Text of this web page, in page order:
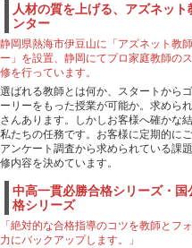
人材の質を上げる、アズネット
ンター
静岡県熱海市伊豆山に「アズネット教
ー」を設置、静岡にてプロ家庭教師の
修を行っています。
選ばれる教師とは何か、スタートから
ーリーをもった授業が可能か。求めら
さんあります。しかしお客様へ確かな
私たちの任務です。お客様に定期的に
アンケート調査から求められている課
修内容を決めています。
中高一貫必勝合格シリーズ・国
格シリーズ
「絶対的な合格指導のコツを教師とフ
力にバックアップします。」